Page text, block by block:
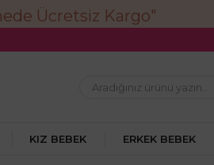
KIZ BEBEK ERKEK BEBEK